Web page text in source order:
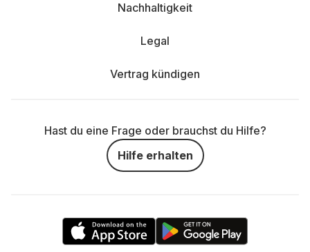
Nachhaltigkeit
Legal
Vertrag kündigen
Hast du eine Frage oder brauchst du Hilfe?
Hilfe erhalten